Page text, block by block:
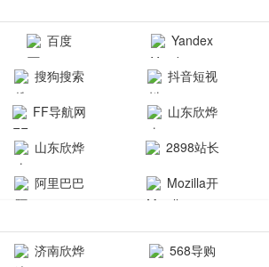
费观看。平
台内容丰
富，更新快
速，支持在
线观看，满
足各类影迷
需求，提供
无广告、高
清流畅的观
影体验。
成全短剧电
视剧、电视
剧大全、好
看的电视
剧、最新的
电影在线观
看，神马影
最新好看的
漫免费在线
观看
整合当前互
联网最新最
全最优质的
软件免费下
载、资源免
费共享、技
术教程学习
台！整合破
百度
Yandex
搜索
搜狗搜索
引擎
抖音短视
频
FF导航网
山东欣烨
化工有限公
山东欣烨
生物科技有
2898站长
资源平台
阿里巴巴
Mozilla开
济南欣烨
568导购